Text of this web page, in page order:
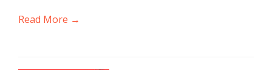
Read More →